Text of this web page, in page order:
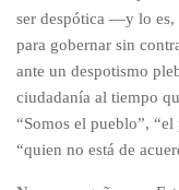
ser despótica —y lo es,
para gobernar sin
ante un despotismo
ciudadanía al tiempo
“Somos el pueblo”,
“quien no está de